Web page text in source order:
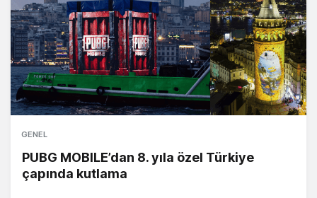
GENEL
PUBG MOBILE’dan 8. yıla özel Türkiye
çapında kutlama